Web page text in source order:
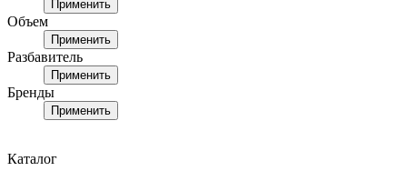
Применить
Объем
Применить
Разбавитель
Применить
Бренды
Применить
Каталог